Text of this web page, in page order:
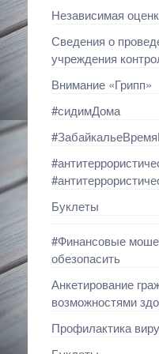
Независимая
Сведения о
учреждения
Внимание «Грипп»
#сидимДома
Буклеты
#Финансовые
обезопасить
Анкетирование
возможностями
Профилактика